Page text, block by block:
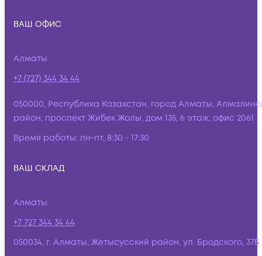
ВАШ ОФИС
Алматы
+7 (727) 344 34 44
050000, Республика Казахстан, город Алматы,
район, проспект Жибек Жолы, дом 135, 6 этаж, офис 2061
Время работы: пн-пт, 8:30 - 17:30
ВАШ СКЛАД
Алматы
+7 727 344 34 44
050034, г. Алматы, Жетысусский район, ул. Бродского, 37Б